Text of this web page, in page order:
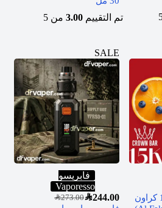
تم التقييم 3.00من 5
سحبة الفاخر 15000 كراون
SALE
فابريسو
Vaporesso
SAR273.00SAR244.00